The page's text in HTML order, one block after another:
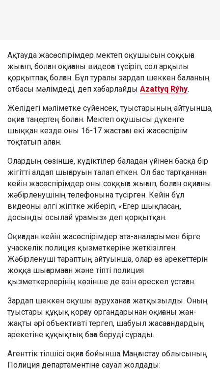
Ақтауда жасөспірімдер мектеп оқушысын соққыға
жығып, болған оқиғаны видеоға түсіріп, сол арқылы
қорқытпақ болған. Бұл туралы зардап шеккен баланың
отбасы мәлімдеді, деп хабарлайды Azattyq Rýhy.
Желідегі мәліметке сүйенсек, туыстарының айтуынша,
оқиға таңертең болған. Мектеп оқушысы дүкенге
шыққан кезде оны 16-17 жастағы екі жасөспірім
тоқтатып алған.
Олардың сөзінше, күдіктілер баладан үйінен басқа бір
жігітті алдап шығаруын талап еткен. Ол бас тартқаннан
кейін жасөспірімдер оны соққыға жығып, болған оқиғаны
жәбірленушінің телефонына түсірген. Кейін бұл
видеоны әлгі жігітке жіберіп, «Егер шықпасаң,
досыңды осылай ұрамыз» деп қорқытқан.
Оқиғадан кейін жасөспірімдер ата-аналарымен бірге
учаскелік полиция қызметкеріне жеткізілген.
Жәбірленуші тараптың айтуынша, олар өз әрекеттерін
жоққа шығармаған және тіпті полиция
қызметкерлерінің көзінше де өзін өрескел ұстаған.
Зардап шеккен оқушы ауруханаға жатқызылды. Оның
туыстары құқық қорғау органдарынан оқиғаны жан-
жақты әрі объективті тергеп, шабуыл жасағандардың
әрекетіне құқықтық баға беруді сұрады.
Агенттік тілшісі оқиға бойынша Маңғыстау облысының
Полиция департаментіне сауал жолдады: